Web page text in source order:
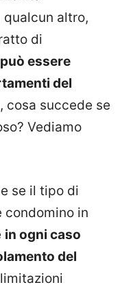
qualcun altro,
di
può essere
del
cosa succede se
Vediamo
se il tipo di
in
in ogni caso
del